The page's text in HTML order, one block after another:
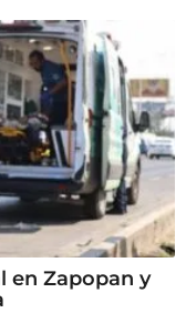
en Zapopan y